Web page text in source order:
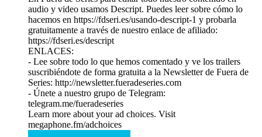
audio y video usamos Descript. Puedes leer sobre cómo lo
hacemos en https://fdseri.es/usando-descript-1 y probarla
gratuitamente a través de nuestro enlace de afiliado:
https://fdseri.es/descript
ENLACES:
- Lee sobre todo lo que hemos comentado y ve los trailers
suscribiéndote de forma gratuita a la Newsletter de Fuera de
Series: http://newsletter.fueradeseries.com
- Únete a nuestro grupo de Telegram:
telegram.me/fueradeseries
Learn more about your ad choices. Visit
megaphone.fm/adchoices